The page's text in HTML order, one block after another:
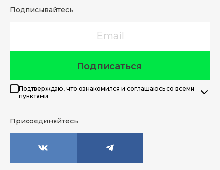
Подписывайтесь
Подписаться
Подтверждаю, что ознакомился и соглашаюсь со всеми
пунктами
Присоединяйтесь